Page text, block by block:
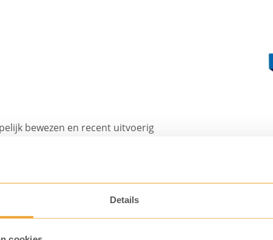
Details
bewezen en recent uitvoerig
product bestaat uit micro-
Deze micro-organismen bestaan
te houden. Deze worden door
schone handen en veilige
of alcohol en met een tot